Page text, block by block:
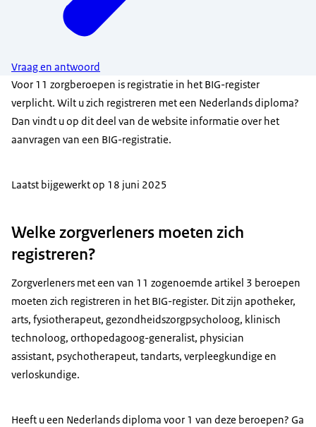
Vraag en antwoord
Voor 11 zorgberoepen is registratie in het BIG-register
verplicht. Wilt u zich registreren met een Nederlands diploma?
Dan vindt u op dit deel van de website informatie over het
aanvragen van een BIG-registratie.
Laatst bijgewerkt op 18 juni 2025
Welke zorgverleners moeten zich
registreren?
Zorgverleners met een van 11 zogenoemde artikel 3 beroepen
moeten zich registreren in het BIG-register. Dit zijn apotheker,
arts, fysiotherapeut, gezondheidszorgpsycholoog, klinisch
technoloog, orthopedagoog-generalist, physician
assistant, psychotherapeut, tandarts, verpleegkundige en
verloskundige.
Heeft u een Nederlands diploma voor 1 van deze beroepen? Ga